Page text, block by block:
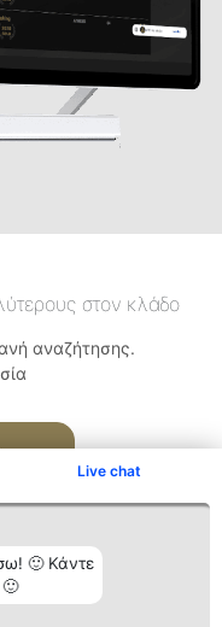
Live chat
🙂 Κάντε
στον κλάδο
αναζήτησης.